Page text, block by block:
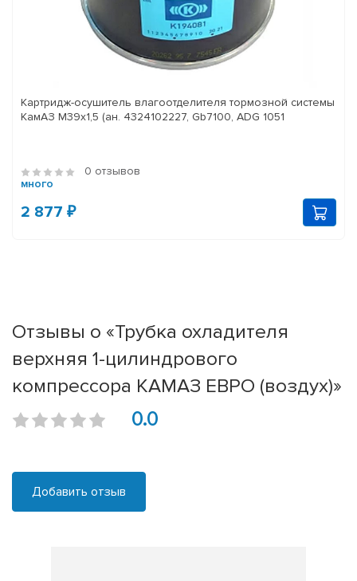
Картридж-осушитель влагоотделителя тормозной системы
КамАЗ M39x1,5 (ан. 4324102227, Gb7100, ADG 1051
0 отзывов
много
2 877 ₽
Отзывы о «Трубка охладителя
верхняя 1-цилиндрового
компрессора КАМАЗ ЕВРО (воздух)»
0.0
Добавить отзыв